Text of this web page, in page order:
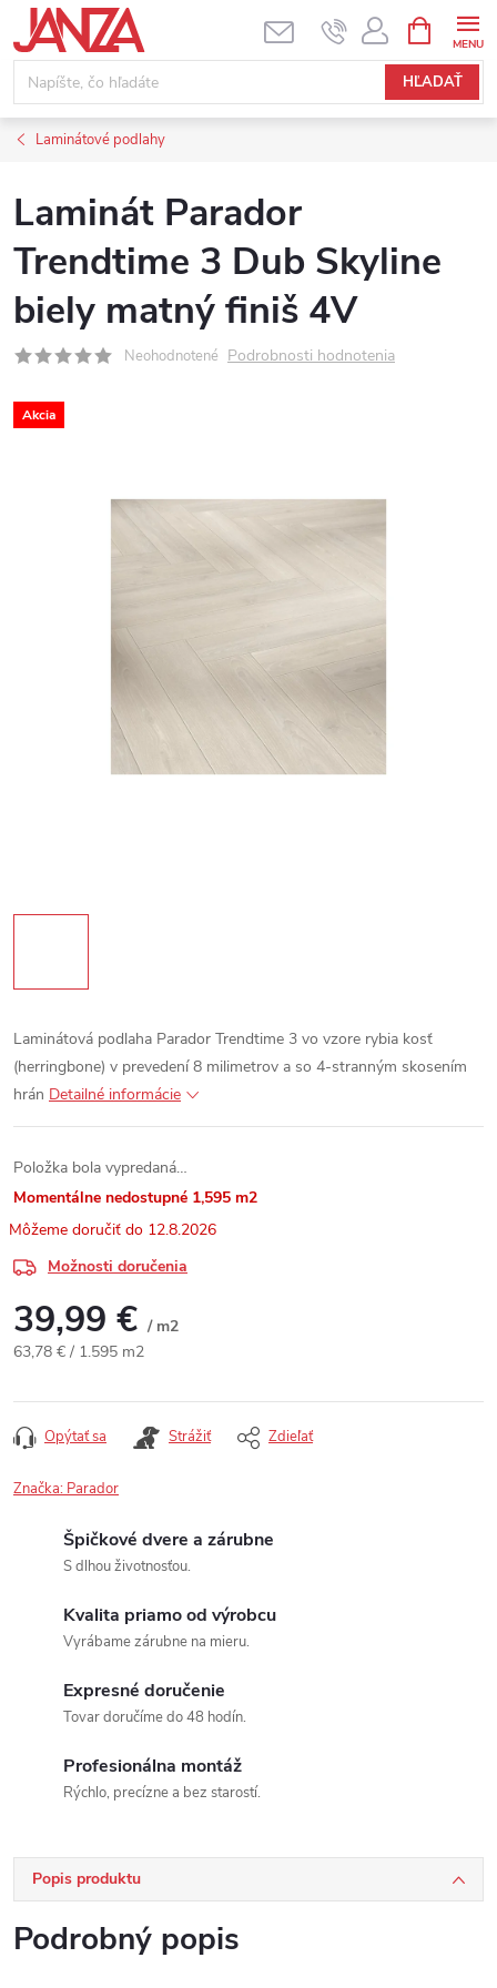
Prejsť na obsah
HĽADAŤ
Laminátové podlahy
Laminát Parador
Trendtime 3 Dub Skyline
biely matný finiš 4V
Neohodnotené Podrobnosti hodnotenia
Akcia
Laminátová podlaha Parador Trendtime 3 vo vzore rybia kosť
(herringbone) v prevedení 8 milimetrov a so 4-stranným skosením
hrán Detailné informácie
Položka bola vypredaná…
Momentálne nedostupné 1,595 m2
12.8.2026
Možnosti doručenia
39,99 € / m2
Jednotková cena:
63,78 € / 1.595 m2
Opýtať sa Strážiť Zdieľať
Značka: Parador
Špičkové dvere a zárubne
S dlhou životnosťou.
Kvalita priamo od výrobcu
Vyrábame zárubne na mieru.
Expresné doručenie
Tovar doručíme do 48 hodín.
Profesionálna montáž
Rýchlo, precízne a bez starostí.
Popis produktu
Podrobný popis